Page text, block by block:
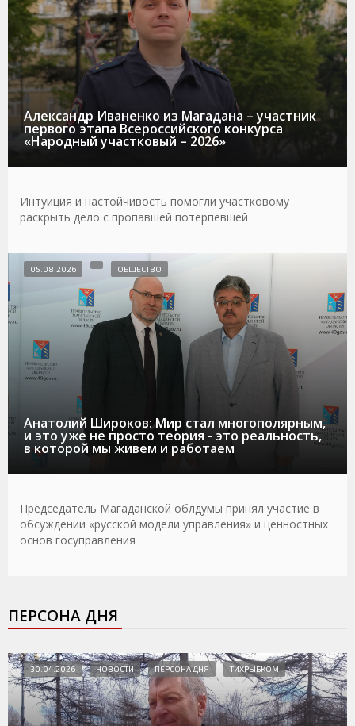
Александр Иваненко из Магадана – участник
первого этапа Всероссийского конкурса
«Народный участковый – 2026»
Интуиция и настойчивость помогли участковому
раскрыть дело с пропавшей потерпевшей
Анатолий Широков: Мир стал многополярным,
и это уже не просто теория - это реальность,
в которой мы живем и работаем
05.08.2026 ОБЩЕСТВО
Председатель Магаданской облдумы принял участие в
обсуждении «русской модели управления» и ценностных
основ госуправления
ПЕРСОНА ДНЯ
30.04.2026 НОВОСТИ ПЕРСОНА ДНЯ ТИХРЫБКОМ